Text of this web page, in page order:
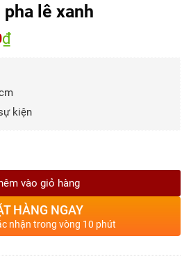
lê xanh
₫Giá
kiện
vào giỏ hàng
HÀNG NGAY
nhận trong vòng 10 phút